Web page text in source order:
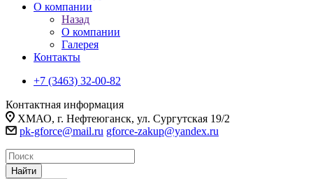
О компании
Назад
О компании
Галерея
Контакты
+7 (3463) 32-00-82
Контактная информация
ХМАО, г. Нефтеюганск, ул. Сургутская 19/2
pk-gforce@mail.ru gforce-zakup@yandex.ru
Найти